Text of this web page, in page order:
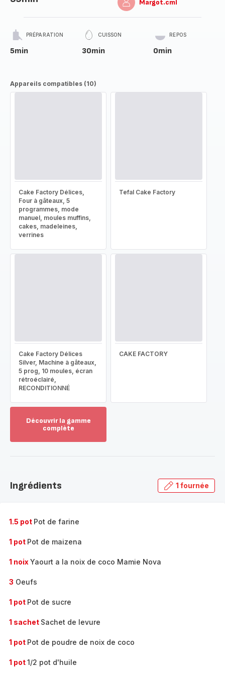
Margot.cml
PRÉPARATION
5min
CUISSON
30min
REPOS
0min
Appareils compatibles (10)
Cake Factory Délices,
Four à gâteaux, 5
programmes, mode
manuel, moules muffins,
cakes, madeleines,
verrines
Tefal Cake Factory
Cake Factory Délices
Silver, Machine à gâteaux,
5 prog, 10 moules, écran
rétroéclairé,
RECONDITIONNÉ
CAKE FACTORY
Découvrir la gamme
complète
gamme
Ingrédients 1 fournée
1.5 pot Pot de farine
1 pot Pot de maizena
1 noixYaourt a la noix de coco Mamie Nova
3 Oeufs
1 pot Pot de sucre
1 sachet Sachet de levure
1 pot Pot de poudre de noix de coco
1 pot1/2 pot d'huile